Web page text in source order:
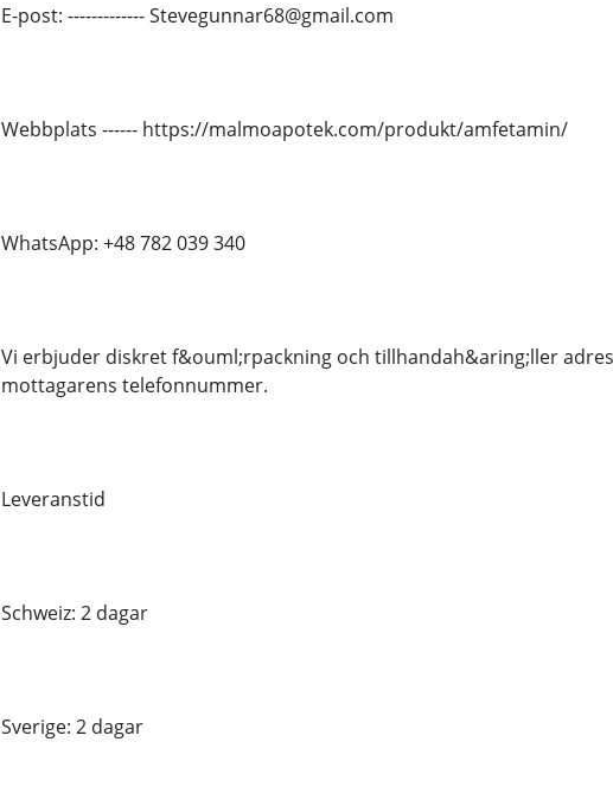
E-post: ------------- Stevegunnar68@gmail.com
Webbplats ------ https://malmoapotek.com/produkt/amfetamin/
WhatsApp: +48 782 039 340
Vi erbjuder diskret f&ouml;rpackning och tillhandah&aring;ller
mottagarens telefonnummer.
Leveranstid
Schweiz: 2 dagar
Sverige: 2 dagar